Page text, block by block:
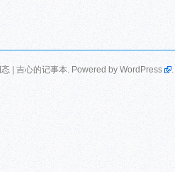
| 吉心的记事本. Powered by WordPress